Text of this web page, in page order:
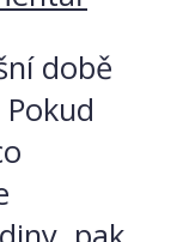
době